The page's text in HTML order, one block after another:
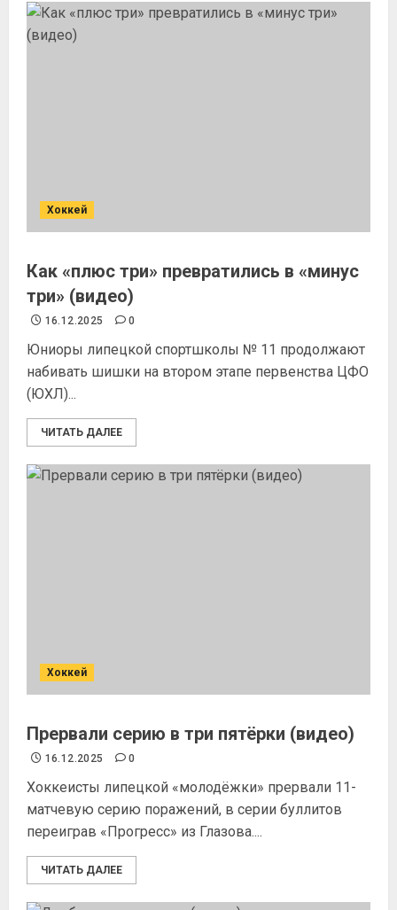
Хоккей
Как «плюс три» превратились в «минус
три» (видео)
16.12.2025 0
Юниоры липецкой спортшколы № 11 продолжают
набивать шишки на втором этапе первенства ЦФО
(ЮХЛ)...
ЧИТАТЬ ДАЛЕЕ
Хоккей
Прервали серию в три пятёрки (видео)
16.12.2025 0
Хоккеисты липецкой «молодёжки» прервали 11-
матчевую серию поражений, в серии буллитов
переиграв «Прогресс» из Глазова....
ЧИТАТЬ ДАЛЕЕ